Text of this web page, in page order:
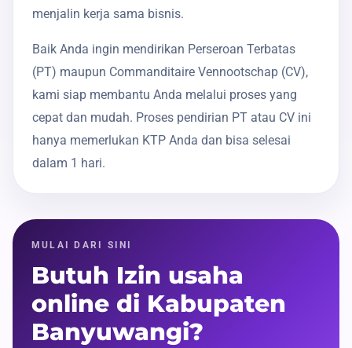
menjalin kerja sama bisnis.
Baik Anda ingin mendirikan Perseroan Terbatas
(PT) maupun Commanditaire Vennootschap (CV),
kami siap membantu Anda melalui proses yang
cepat dan mudah. Proses pendirian PT atau CV ini
hanya memerlukan KTP Anda dan bisa selesai
dalam 1 hari.
MULAI DARI SINI
Butuh Izin usaha
online di Kabupaten
Banyuwangi?